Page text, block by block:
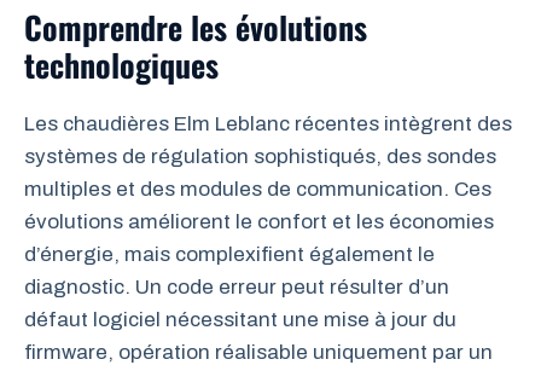
Comprendre les évolutions
technologiques
Les chaudières Elm Leblanc récentes intègrent des
systèmes de régulation sophistiqués, des sondes
multiples et des modules de communication. Ces
évolutions améliorent le confort et les économies
d’énergie, mais complexifient également le
diagnostic. Un code erreur peut résulter d’un
défaut logiciel nécessitant une mise à jour du
firmware, opération réalisable uniquement par un